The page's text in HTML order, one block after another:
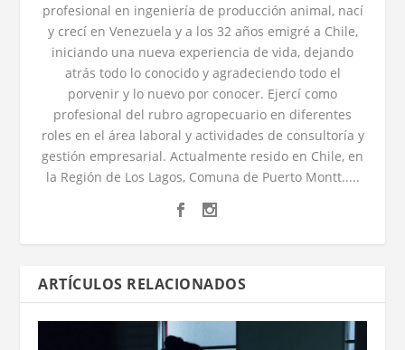
profesional en ingeniería de producción animal, nací
y crecí en Venezuela y a los 32 años emigré a Chile,
iniciando una nueva experiencia de vida, dejando
atrás todo lo conocido y agradeciendo todo el
porvenir y lo nuevo por conocer. Ejercí como
profesional del rubro agropecuario en diferentes
roles en el área laboral y actividades de consultoría y
gestión empresarial. Actualmente resido en Chile, en
la Región de Los Lagos, Comuna de Puerto Montt.....
ARTÍCULOS RELACIONADOS